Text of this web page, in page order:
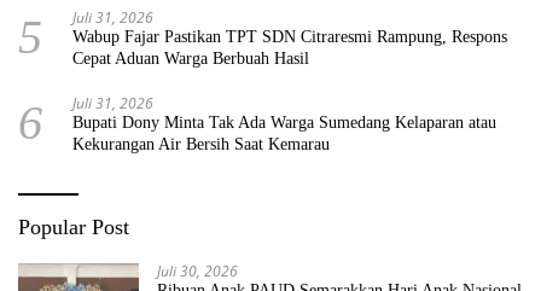
5 Juli 31, 2026
Wabup Fajar Pastikan TPT SDN Citraresmi Rampung, Respons
Cepat Aduan Warga Berbuah Hasil
6 Juli 31, 2026
Bupati Dony Minta Tak Ada Warga Sumedang Kelaparan atau
Kekurangan Air Bersih Saat Kemarau
Popular Post
Juli 30, 2026